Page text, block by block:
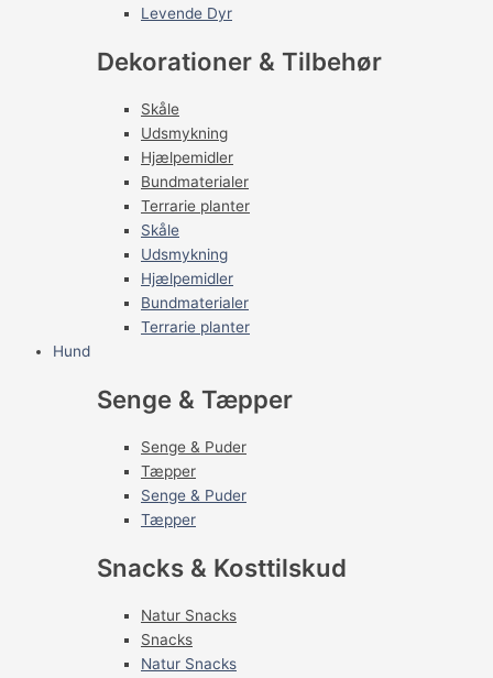
Levende Dyr
Dekorationer & Tilbehør
Skåle
Udsmykning
Hjælpemidler
Bundmaterialer
Terrarie planter
Skåle
Udsmykning
Hjælpemidler
Bundmaterialer
Terrarie planter
Hund
Senge & Tæpper
Senge & Puder
Tæpper
Senge & Puder
Tæpper
Snacks & Kosttilskud
Natur Snacks
Snacks
Natur Snacks